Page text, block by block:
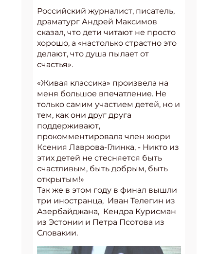
Российский журналист, писатель,
драматург Андрей Максимов
сказал, что дети читают не просто
хорошо, а «настолько страстно это
делают, что душа пылает от
счастья».
«Живая классика» произвела на
меня большое впечатление. Не
только самим участием детей, но и
тем, как они друг друга
поддерживают,
прокомментировала член жюри
Ксения Лаврова-Глинка, - Никто из
этих детей не стесняется быть
счастливым, быть добрым, быть
открытым!»
Так же в этом году в финал вышли
три иностранца, Иван Телегин из
Азербайджана, Кендра Курисман
из Эстонии и Петра Псотова из
Словакии.